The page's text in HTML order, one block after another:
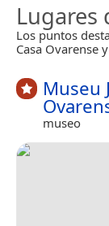
Lugares
Los puntos
Casa Ovarense
Museu
museo